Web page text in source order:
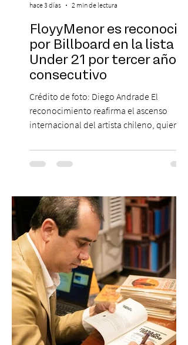
FloyyMenor es reconocido
por Billboard en la lista 21
Under 21 por tercer año
consecutivo
Crédito de foto: Diego Andrade El
reconocimiento reafirma el ascenso
internacional del artista chileno, quien
en la escena global. MIAMI, FL (3 de agosto
de 2026) — FloyyMenor ha sido
Under 21 por tercer año consecutivo,
formando parte una vez más de la
selección anual de la publicación que
destaca a los artistas menores de 21 años
más influyentes de la industria musical.
Este reconocimiento reaf
hace 3 días 2 min de lectura